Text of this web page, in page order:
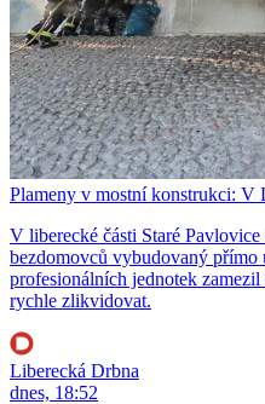
Plameny v mostní konstrukci: V
V liberecké části Staré
bezdomovců vybudovaný přímo
profesionálních jednotek
rychle zlikvidovat.
Liberecká Drbna
dnes, 18:52